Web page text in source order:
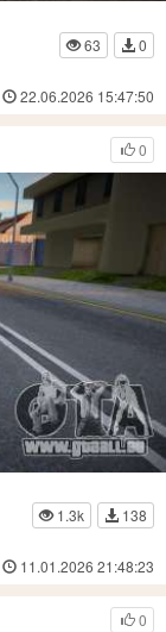
63
0
22.06.2026 15:47:50
0
1.3k
138
11.01.2026 21:48:23
0